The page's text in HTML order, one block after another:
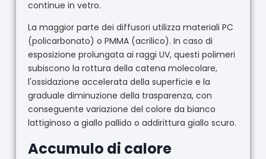
continue in vetro.
La maggior parte dei diffusori utilizza materiali PC
(policarbonato) o PMMA (acrilico). In caso di
esposizione prolungata ai raggi UV, questi polimeri
subiscono la rottura della catena molecolare,
l'ossidazione accelerata della superficie e la
graduale diminuzione della trasparenza, con
conseguente variazione del colore da bianco
lattiginoso a giallo pallido o addirittura giallo scuro.
Accumulo di calore